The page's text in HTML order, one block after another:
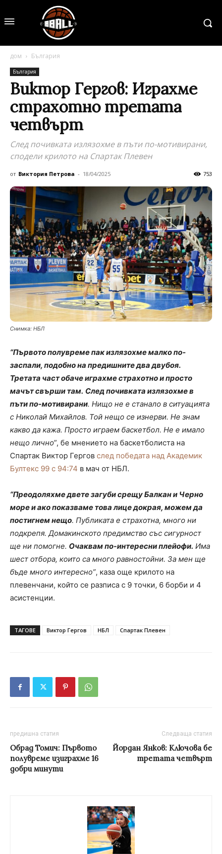
дом България
България
Виктор Гергов: Играхме
страхотно третата
четвърт
След почивката излязохме в пъти по-мотивирани,
сподели крилото на Спартак Плевен
от Виктория Петрова - 18/04/2025 753
Снимка: НБЛ
“Първото полувреме пак излязохме малко по-
заспали, подобно на предишните два двубоя.
Третата част обаче играхме страхотно и просто
мачът свърши там. След почивката излязохме в
пъти по-мотивирани. Нищо не е станало в ситуацията
с Николай Михайлов. Той нещо се изнерви. Не знам
какво да кажа. Просто играем баскетбол. Не е имало
нещо лично”, бе мнението на баскетболиста на
Спартак Виктор Гергов след победата над Академик
Бултекс 99 с 94:74 в мач от НБЛ.
“Преодоляхме двете загуби срещу Балкан и Черно
море и ако показваме това лице докрая, можем да
постигнем нещо. Публиката е страхотна, много ни
подкрепя. Домакинското предимство със сигурност
ще ни помогне. Очаквам по-интересни плейофи. Има
шест отбора, които са много равностойни. За мен ще
бъде много интересно”, каза още крилото на
плевенчани, който се разписа с 9 точки, 6 борби и 4
асистенции.
ТАГОВЕ Виктор Гергов НБЛ Спартак Плевен
предишна статия
Обрад Томич: Първото
полувреме изиграхме 16
добри минути
Следваща статия
Йордан Янков: Ключова бе
третата четвърт